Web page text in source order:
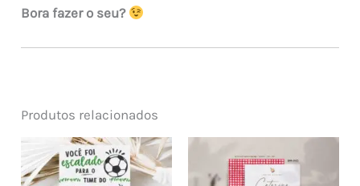
Bora fazer o seu?
Produtos relacionados